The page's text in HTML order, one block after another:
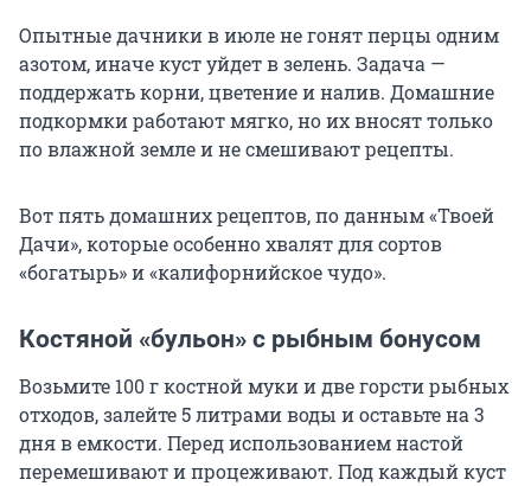
Опытные дачники в июле не гонят перцы одним
азотом, иначе куст уйдет в зелень. Задача —
поддержать корни, цветение и налив. Домашние
подкормки работают мягко, но их вносят только
по влажной земле и не смешивают рецепты.
Вот пять домашних рецептов, по данным «Твоей
Дачи», которые особенно хвалят для сортов
«богатырь» и «калифорнийское чудо».
Костяной «бульон» с рыбным бонусом
Возьмите 100 г костной муки и две горсти рыбных
отходов, залейте 5 литрами воды и оставьте на 3
дня в емкости. Перед использованием настой
перемешивают и процеживают. Под каждый куст